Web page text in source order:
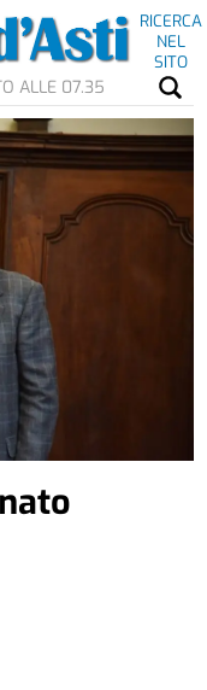
RICERCA
NEL
SITO
ALLE 07.35